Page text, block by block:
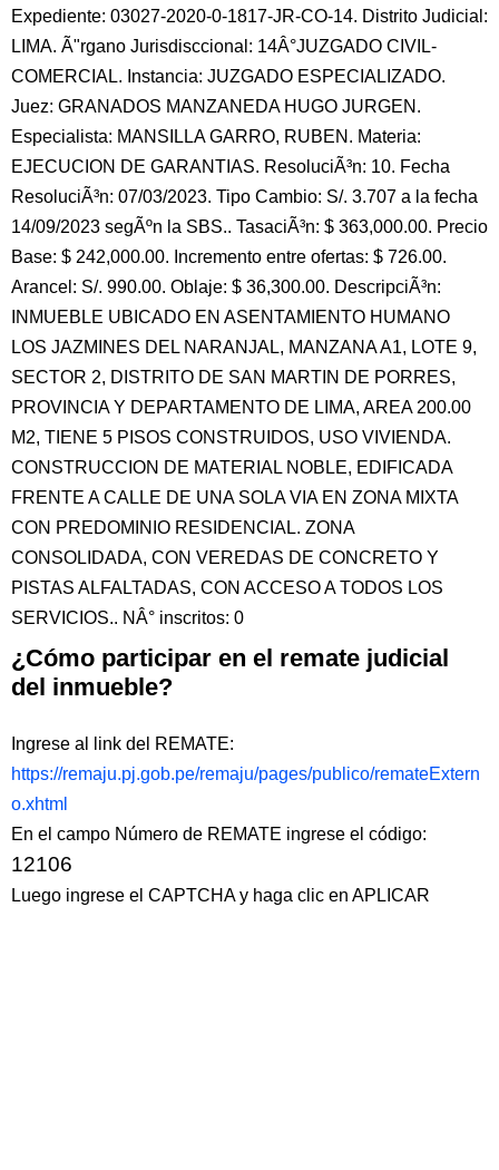
Expediente: 03027-2020-0-1817-JR-CO-14. Distrito Judicial:
LIMA. Ã"rgano Jurisdisccional: 14Â°JUZGADO CIVIL-
COMERCIAL. Instancia: JUZGADO ESPECIALIZADO.
Juez: GRANADOS MANZANEDA HUGO JURGEN.
Especialista: MANSILLA GARRO, RUBEN. Materia:
EJECUCION DE GARANTIAS. ResoluciÃ³n: 10. Fecha
ResoluciÃ³n: 07/03/2023. Tipo Cambio: S/. 3.707 a la fecha
14/09/2023 segÃºn la SBS.. TasaciÃ³n: $ 363,000.00. Precio
Base: $ 242,000.00. Incremento entre ofertas: $ 726.00.
Arancel: S/. 990.00. Oblaje: $ 36,300.00. DescripciÃ³n:
INMUEBLE UBICADO EN ASENTAMIENTO HUMANO
LOS JAZMINES DEL NARANJAL, MANZANA A1, LOTE 9,
SECTOR 2, DISTRITO DE SAN MARTIN DE PORRES,
PROVINCIA Y DEPARTAMENTO DE LIMA, AREA 200.00
M2, TIENE 5 PISOS CONSTRUIDOS, USO VIVIENDA.
CONSTRUCCION DE MATERIAL NOBLE, EDIFICADA
FRENTE A CALLE DE UNA SOLA VIA EN ZONA MIXTA
CON PREDOMINIO RESIDENCIAL. ZONA
CONSOLIDADA, CON VEREDAS DE CONCRETO Y
PISTAS ALFALTADAS, CON ACCESO A TODOS LOS
SERVICIOS.. NÂ° inscritos: 0
¿Cómo participar en el remate judicial
del inmueble?
Ingrese al link del REMATE:
https://remaju.pj.gob.pe/remaju/pages/publico/remateExtern
o.xhtml
En el campo Número de REMATE ingrese el código:
12106
Luego ingrese el CAPTCHA y haga clic en APLICAR